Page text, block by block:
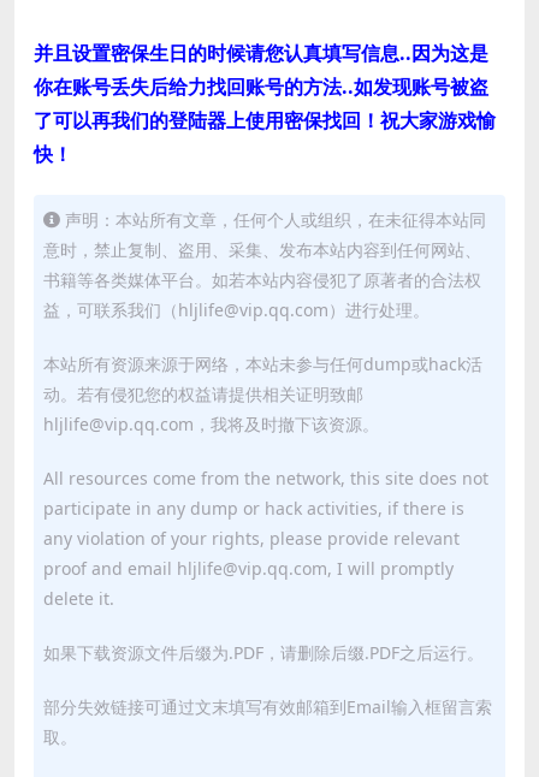
并且设置密保生日的时候请您认真填写信息..因为这是
你在账号丢失后给力找回账号的方法..如发现账号被盗
了可以再我们的登陆器上使用密保找回！祝大家游戏愉
快！
声明：本站所有文章，任何个人或组织，在未征得本站同
意时，禁止复制、盗用、采集、发布本站内容到任何网站、
书籍等各类媒体平台。如若本站内容侵犯了原著者的合法权
益，可联系我们（hljlife@vip.qq.com）进行处理。
本站所有资源来源于网络，本站未参与任何dump或hack活
动。若有侵犯您的权益请提供相关证明致邮
hljlife@vip.qq.com，我将及时撤下该资源。
All resources come from the network, this site does not
participate in any dump or hack activities, if there is
any violation of your rights, please provide relevant
proof and email hljlife@vip.qq.com, I will promptly
delete it.
如果下载资源文件后缀为.PDF，请删除后缀.PDF之后运行。
部分失效链接可通过文末填写有效邮箱到Email输入框留言索
取。